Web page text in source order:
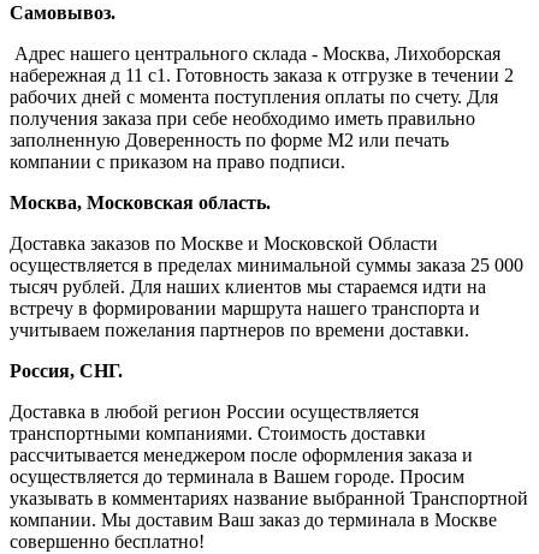
Самовывоз.
Адрес нашего центрального склада - Москва, Лихоборская
набережная д 11 с1. Готовность заказа к отгрузке в течении 2
рабочих дней с момента поступления оплаты по счету. Для
получения заказа при себе необходимо иметь правильно
заполненную Доверенность по форме М2 или печать
компании с приказом на право подписи.
Москва, Московская область.
Доставка заказов по Москве и Московской Области
осуществляется в пределах минимальной суммы заказа 25 000
тысяч рублей. Для наших клиентов мы стараемся идти на
встречу в формировании маршрута нашего транспорта и
учитываем пожелания партнеров по времени доставки.
Россия, СНГ.
Доставка в любой регион России осуществляется
транспортными компаниями. Стоимость доставки
рассчитывается менеджером после оформления заказа и
осуществляется до терминала в Вашем городе. Просим
указывать в комментариях название выбранной Транспортной
компании. Мы доставим Ваш заказ до терминала в Москве
совершенно бесплатно!